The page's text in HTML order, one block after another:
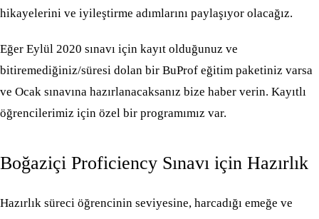
hikayelerini ve iyileştirme adımlarını paylaşıyor olacağız.
Eğer Eylül 2020 sınavı için kayıt olduğunuz ve
bitiremediğiniz/süresi dolan bir BuProf eğitim paketiniz varsa
ve Ocak sınavına hazırlanacaksanız bize haber verin. Kayıtlı
öğrencilerimiz için özel bir programımız var.
Boğaziçi Proficiency Sınavı için Hazırlık
Hazırlık süreci öğrencinin seviyesine, harcadığı emeğe ve